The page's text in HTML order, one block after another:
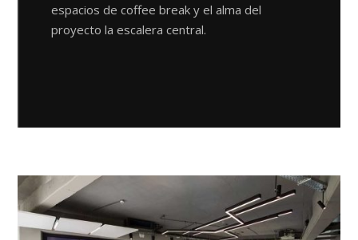
espacios de coffee break y el alma del
proyecto la escalera central.